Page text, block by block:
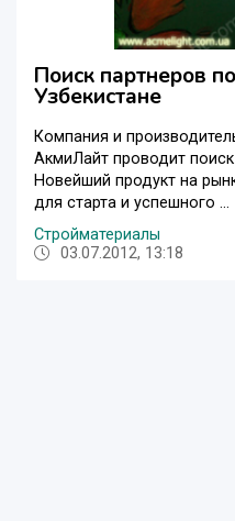
Поиск партнеров
Узбекистане
Компания и
АкмиЛайт проводит
Новейший продукт на
для старта и успешного ...
Стройматериалы
03.07.2012, 13:18